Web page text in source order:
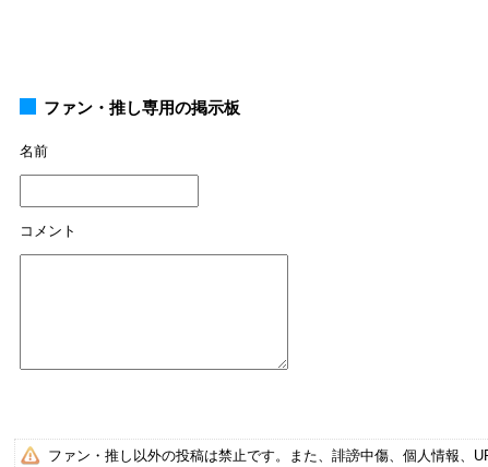
ファン・推し専用の掲示板
名前
コメント
ファン・推し以外の投稿は禁止です。また、誹謗中傷、個人情報、